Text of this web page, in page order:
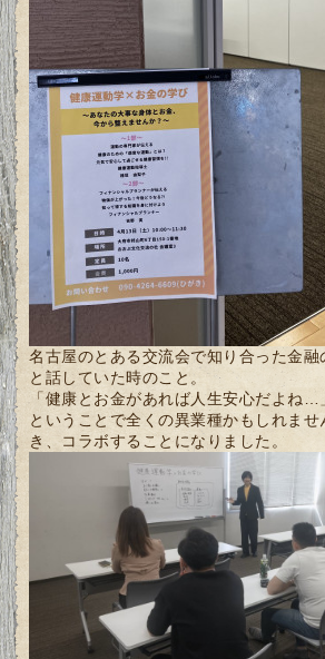
名古屋のとある交流会で知り合った金融
と話していた時のこと。
「健康とお金があれば人生安心だよね…
ということで全くの異業種かもしれま
き、コラボすることになりました。